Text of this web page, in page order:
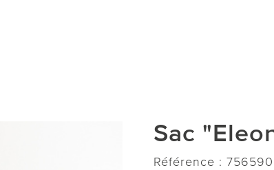
Sac
Référence :